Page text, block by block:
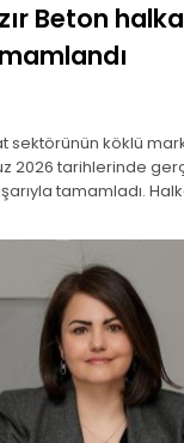
Beton halka
sektörünün köklü
2026 tarihlerinde
tamamladı.